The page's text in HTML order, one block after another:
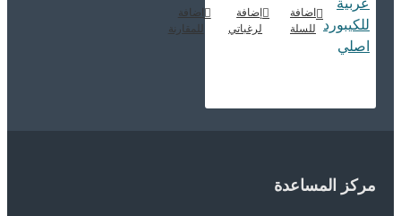
اضافة
للسلة
إضافة
لرغباتي
اضافة
للمقارنة
المساعدة